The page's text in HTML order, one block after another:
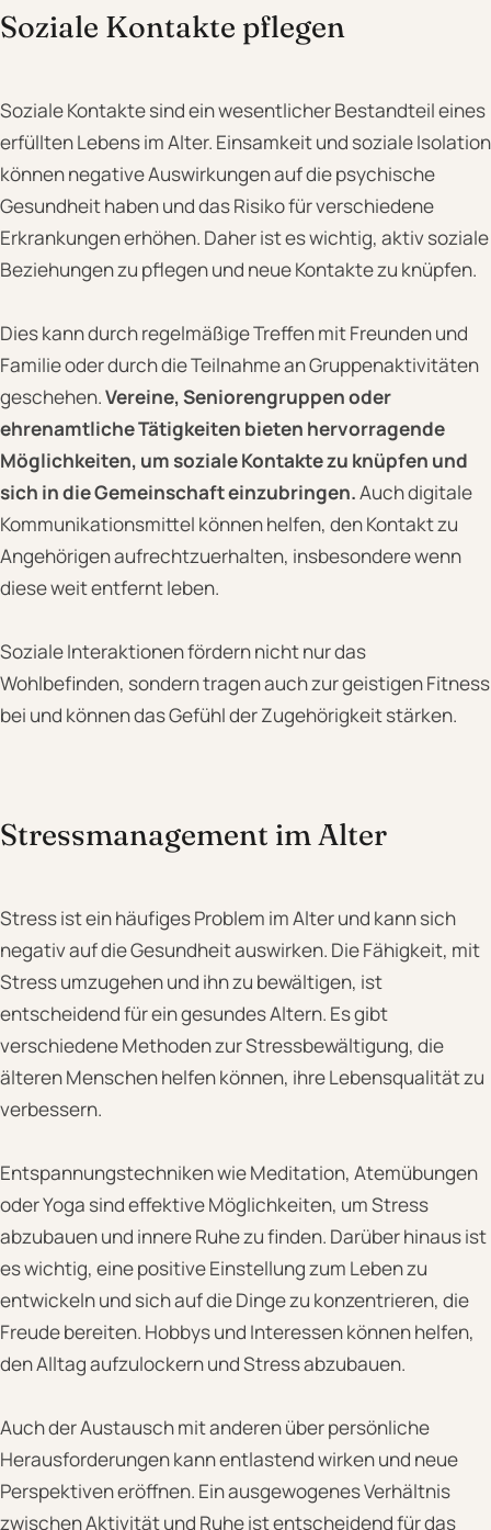
Soziale Kontakte pflegen
Soziale Kontakte sind ein wesentlicher Bestandteil eines
erfüllten Lebens im Alter. Einsamkeit und soziale Isolation
können negative Auswirkungen auf die psychische
Gesundheit haben und das Risiko für verschiedene
Erkrankungen erhöhen. Daher ist es wichtig, aktiv soziale
Beziehungen zu pflegen und neue Kontakte zu knüpfen.
Dies kann durch regelmäßige Treffen mit Freunden und
Familie oder durch die Teilnahme an Gruppenaktivitäten
geschehen.Vereine, Seniorengruppen oder
ehrenamtliche Tätigkeiten bieten hervorragende
Möglichkeiten, um soziale Kontakte zu knüpfen und
sich in die Gemeinschaft einzubringen.Auch digitale
Kommunikationsmittel können helfen, den Kontakt zu
Angehörigen aufrechtzuerhalten, insbesondere wenn
diese weit entfernt leben.
Soziale Interaktionen fördern nicht nur das
Wohlbefinden, sondern tragen auch zur geistigen Fitness
bei und können das Gefühl der Zugehörigkeit stärken.
Stressmanagement im Alter
Stress ist ein häufiges Problem im Alter und kann sich
negativ auf die Gesundheit auswirken. Die Fähigkeit, mit
Stress umzugehen und ihn zu bewältigen, ist
entscheidend für ein gesundes Altern. Es gibt
verschiedene Methoden zur Stressbewältigung, die
älteren Menschen helfen können, ihre Lebensqualität zu
verbessern.
Entspannungstechniken wie Meditation, Atemübungen
oder Yoga sind effektive Möglichkeiten, um Stress
abzubauen und innere Ruhe zu finden. Darüber hinaus ist
es wichtig, eine positive Einstellung zum Leben zu
entwickeln und sich auf die Dinge zu konzentrieren, die
Freude bereiten. Hobbys und Interessen können helfen,
den Alltag aufzulockern und Stress abzubauen.
Auch der Austausch mit anderen über persönliche
Herausforderungen kann entlastend wirken und neue
Perspektiven eröffnen. Ein ausgewogenes Verhältnis
zwischen Aktivität und Ruhe ist entscheidend für das